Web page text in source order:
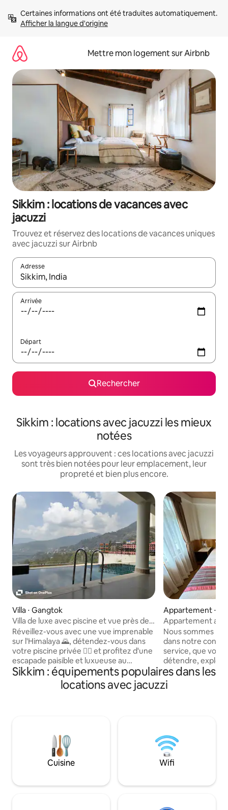
directement
Afficher la langue d'origine
Mettre mon logement sur Airbnb
Sikkim : locations de vacances avec
jacuzzi
Trouvez et réservez des locations de vacances uniques
avec jacuzzi sur Airbnb
Adresse
Lorsque les résultats s'affichent, utilisez les flèches vers le
Arrivée
Départ
Rechercher
Sikkim : locations avec jacuzzi les mieux
notées
Les voyageurs approuvent : ces locations avec jacuzzi
sont très bien notées pour leur emplacement, leur
propreté et bien plus encore.
Villa ⋅ Gangtok
Villa de luxe avec piscine et vue près de
MG Marg, Gangtok
Réveillez-vous avec une vue imprenable
sur l'Himalaya 🌄, détendez-vous dans
votre piscine privée 🏊‍♀️ et profitez d'une
escapade paisible et luxueuse au
Kunjham Retreat ✨. Parfait pour les
familles et les groupes, profitez de
chambres spacieuses, d'intérieurs
sur la montagne et un environnement
paisible 🌿. Détendez-vous dans le
confort, un mélange parfait de nature,
d'intimité et de détente. Notre
animaux de compagnie 🐾 ; vos
Appartement ⋅
Appartement
Residence avec
Nous sommes
dans notre
service, que vous
détendre,
distance, notre
confort et la
au cœur de la ville
d'autres
comme Pelling et
voiture) et le lac
trekking de
Sikkim : équipements populaires dans les
locations avec jacuzzi
Cuisine Wifi